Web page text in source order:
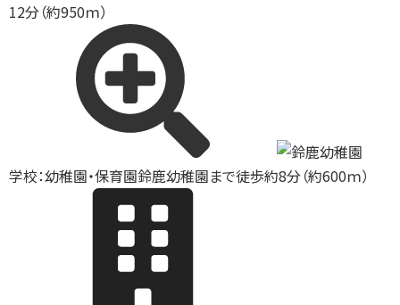
12分（約950ｍ）
学校：幼稚園・保育園鈴鹿幼稚園まで徒歩約8分（約600ｍ）